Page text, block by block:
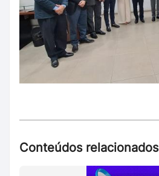
Conteúdos relacionados